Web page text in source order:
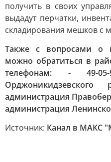
получить в своих
выдадут перчатки,
складирования мешков с
Также с вопросами о
можно обратиться в
телефонам: - 49-
администрация
администрация
Источник: Канал в МАКС